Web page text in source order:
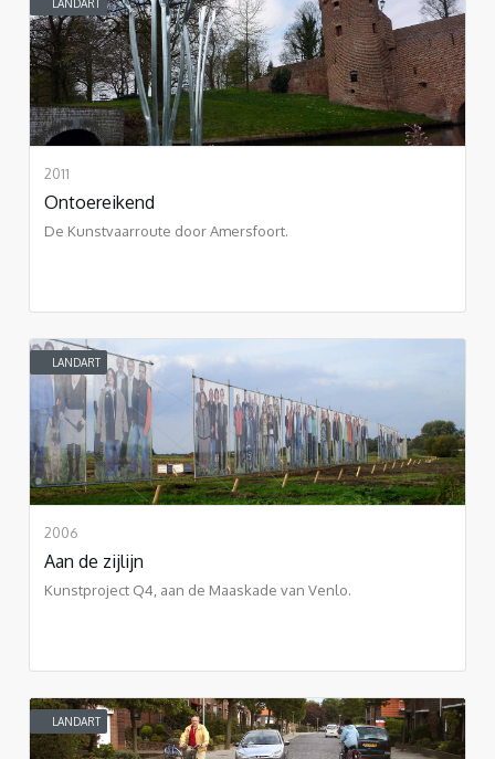
LANDART
2011
Ontoereikend
De Kunstvaarroute door Amersfoort.
LANDART
2006
Aan de zijlijn
Kunstproject Q4, aan de Maaskade van Venlo.
LANDART